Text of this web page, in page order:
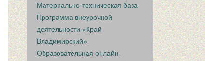
Материально-техническая база
Программа внеурочной
деятельности «Край
Владимирский»
Образовательная онлайн-